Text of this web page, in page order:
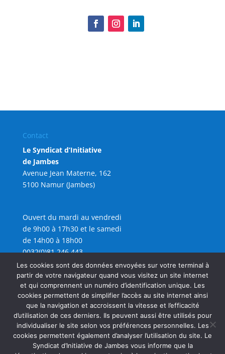
Contact
Le Syndicat d’Initiative
de Jambes
Avenue Jean Materne, 162
5100 Namur (Jambes)
Ouvert du mardi au vendredi
de 9h00 à 17h30 et le samedi
de 14h00 à 18h00
0032(0)81 246 443
info@sijambes.be
Les cookies sont des données envoyées sur votre terminal à
partir de votre navigateur quand vous visitez un site internet
et qui comprennent un numéro d’identification unique. Les
cookies permettent de simplifier l’accès au site internet ainsi
que la navigation et accroissent la vitesse et l’efficacité
d’utilisation de ces derniers. Ils peuvent aussi être utilisés pour
individualiser le site selon vos préférences personnelles. Les
cookies permettent également d’analyser l’utilisation du site. Le
Syndicat d’Initiative de Jambes vous informe que la